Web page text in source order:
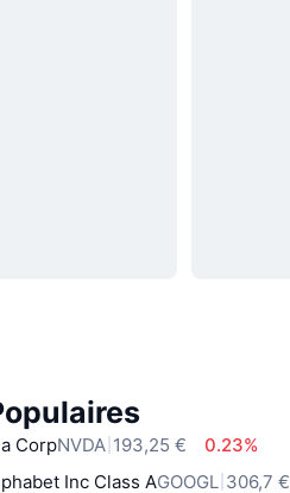
CorpNVDA 193,25 €
0.23%
Inc Class AGOOGL 306,7 €